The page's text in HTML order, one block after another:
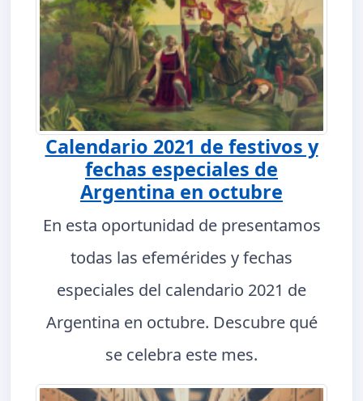
Calendario 2021 de festivos y
fechas especiales de
Argentina en octubre
En esta oportunidad de presentamos
todas las efemérides y fechas
especiales del calendario 2021 de
Argentina en octubre. Descubre qué
se celebra este mes.